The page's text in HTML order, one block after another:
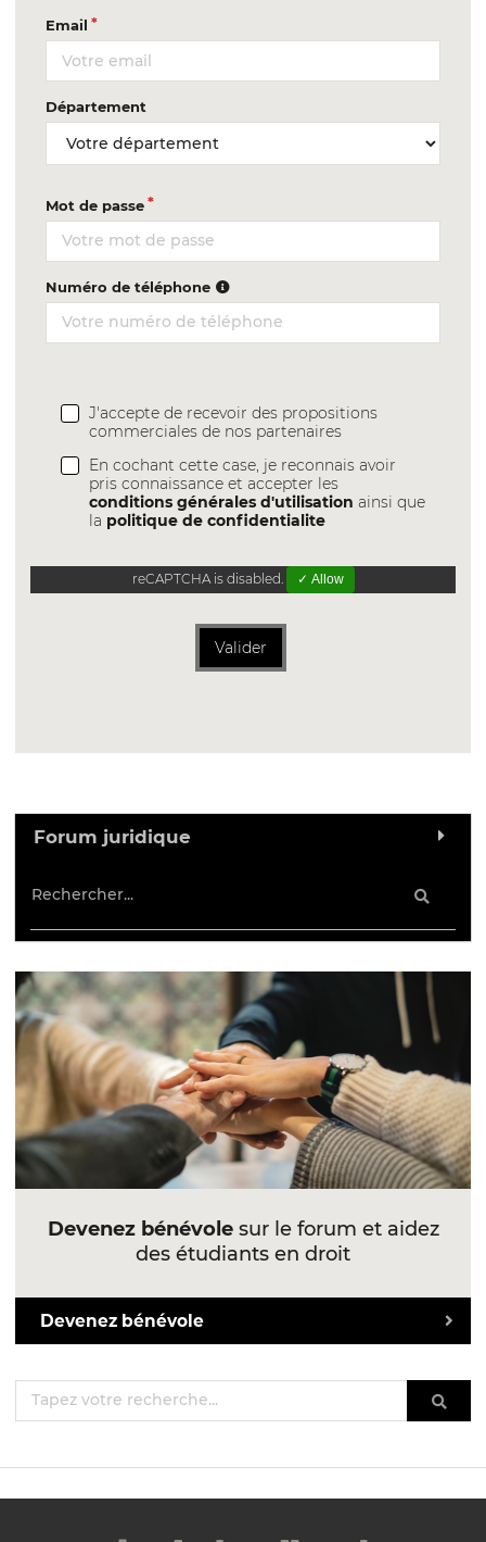
Email
Département
Mot de passe
Numéro de téléphone
J'accepte de recevoir des propositions
commerciales de nos partenaires
En cochant cette case, je reconnais avoir
pris connaissance et accepter les
conditions générales d'utilisation ainsi que
la politique de confidentialite
reCAPTCHA is disabled. ✓ Allow
Valider
Forum juridique
Devenez bénévolesur le forum et aidez
des étudiants en droit
Devenez bénévole